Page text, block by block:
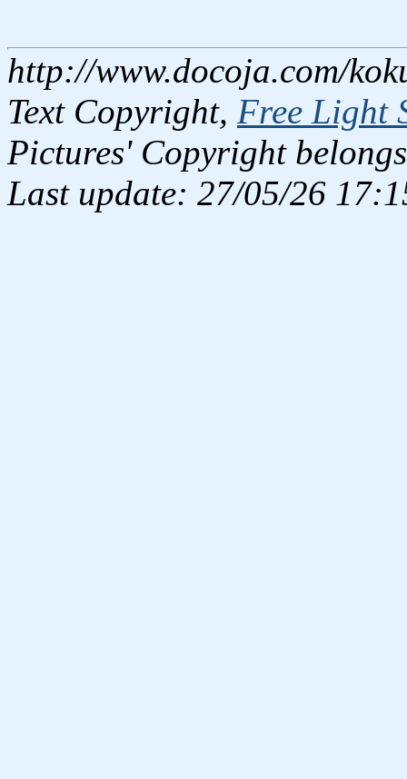
http://www.docoja.com/
Text Copyright, Free Light
Pictures' Copyright
Last update: 27/05/26